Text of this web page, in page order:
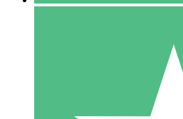
10 Downloaden
20 00